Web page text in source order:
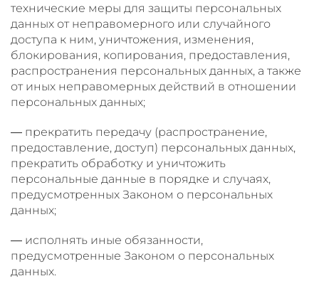
технические меры для защиты персональных
данных от неправомерного или случайного
доступа к ним, уничтожения, изменения,
блокирования, копирования, предоставления,
распространения персональных данных, а также
от иных неправомерных действий в отношении
персональных данных;
— прекратить передачу (распространение,
предоставление, доступ) персональных данных,
прекратить обработку и уничтожить
персональные данные в порядке и случаях,
предусмотренных Законом о персональных
данных;
— исполнять иные обязанности,
предусмотренные Законом о персональных
данных.